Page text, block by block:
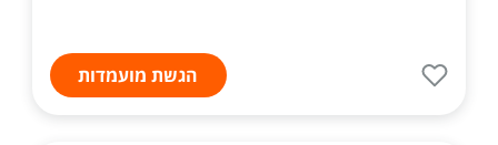
הגשת מועמדות